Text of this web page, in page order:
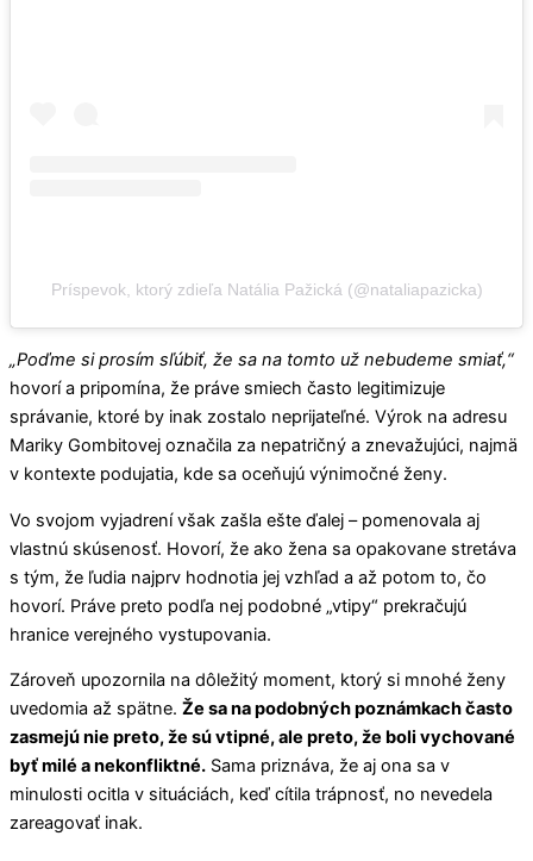
Príspevok, ktorý zdieľa Natália Pažická (@nataliapazicka)
„Poďme si prosím sľúbiť, že sa na tomto už nebudeme smiať,“
hovorí a pripomína, že práve smiech často legitimizuje
správanie, ktoré by inak zostalo neprijateľné. Výrok na adresu
Mariky Gombitovej označila za nepatričný a znevažujúci, najmä
v kontexte podujatia, kde sa oceňujú výnimočné ženy.
Vo svojom vyjadrení však zašla ešte ďalej – pomenovala aj
vlastnú skúsenosť. Hovorí, že ako žena sa opakovane stretáva
s tým, že ľudia najprv hodnotia jej vzhľad a až potom to, čo
hovorí. Práve preto podľa nej podobné „vtipy“ prekračujú
hranice verejného vystupovania.
Zároveň upozornila na dôležitý moment, ktorý si mnohé ženy
uvedomia až spätne. Že sa na podobných poznámkach často
zasmejú nie preto, že sú vtipné, ale preto, že boli vychované
byť milé a nekonfliktné. Sama priznáva, že aj ona sa v
minulosti ocitla v situáciách, keď cítila trápnosť, no nevedela
zareagovať inak.